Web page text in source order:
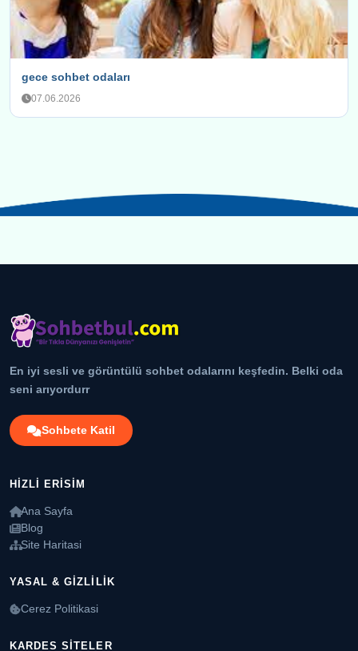
gece sohbet odaları
07.06.2026
En iyi sesli ve görüntülü sohbet odalarını keşfedin. Belki oda
seni arıyordurr
Sohbete Katil
HIZLI ERISIM
Ana Sayfa
Blog
Site Haritasi
YASAL & GIZLILIK
Cerez Politikasi
KARDES SITELER